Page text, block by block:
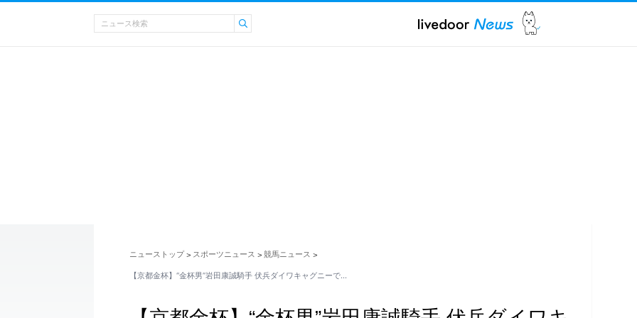
ニューストップ > スポーツニュース > 競馬ニュース >
【京都金杯】“金杯男”岩田康誠騎手 伏兵ダイワキャグニーで…